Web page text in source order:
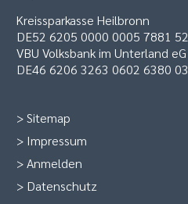
Kreissparkasse Heilbronn
DE52 6205 0000 0005 7881 52
VBU Volksbank im Unterland eG
DE46 6206 3263 0602 6380 03
>Sitemap
> Impressum
>Anmelden
> Datenschutz